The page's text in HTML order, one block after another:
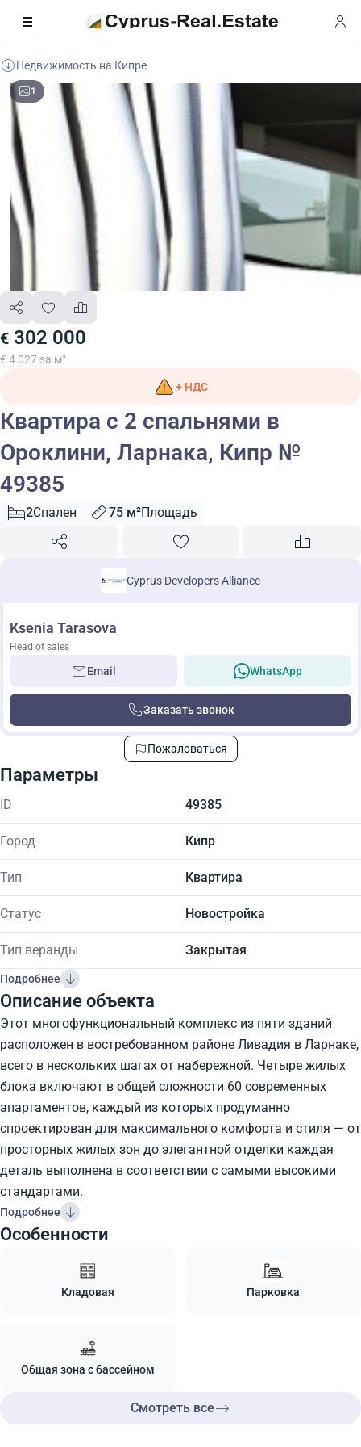
Недвижимость на Кипре
1
€ 302 000
€ 4 027 за м²
+ НДС
Квартира с 2 спальнями в
Ороклини, Ларнака, Кипр №
49385
2Спален 75 м²Площадь
Cyprus Developers Alliance
Ksenia Tarasova
Head of sales
Email WhatsApp
Заказать звонок
Пожаловаться
Параметры
ID 49385
Город Кипр
Тип Квартира
Статус Новостройка
Тип веранды Закрытая
Подробнее
Описание объекта
Этот многофункциональный комплекс из пяти зданий
расположен в востребованном районе Ливадия в Ларнаке,
всего в нескольких шагах от набережной. Четыре жилых
блока включают в общей сложности 60 современных
апартаментов, каждый из которых продуманно
спроектирован для максимального комфорта и стиля — от
просторных жилых зон до элегантной отделки каждая
деталь выполнена в соответствии с самыми высокими
стандартами.
Подробнее
Особенности
Кладовая Парковка
Общая зона с бассейном
Смотреть все